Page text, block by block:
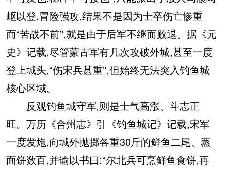
岖以登,冒险强攻,结果不是因为士卒伤亡惨重
而“苦战不前”,就是由于后军不继而败退。据《元
史》记载,尽管蒙古军有几次攻破外城,甚至一度
登上城头,“伤宋兵甚重”,但始终无法突入钓鱼城
核心区域。
反观钓鱼城守军,则是士气高涨、斗志正
旺。万历《合州志》引《钓鱼城记》记载,宋军
一度发炮,向城外抛掷各重30斤的鲜鱼二尾、蒸
面饼数百,并谕以书曰:“尔北兵可烹鲜鱼食饼,再